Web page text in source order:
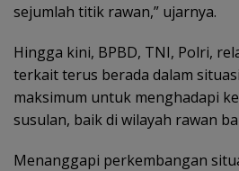
sejumlah titik rawan,” ujarnya.
Hingga kini, BPBD, TNI, Polri,
terkait terus berada dalam
maksimum untuk menghadapi
susulan, baik di wilayah rawan
Menanggapi perkembangan